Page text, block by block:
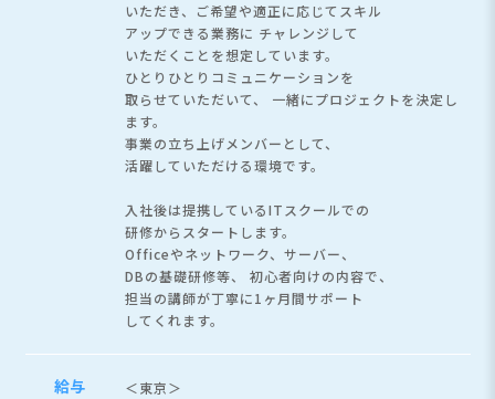
いただき、ご希望や適正に応じてスキル
アップできる業務に チャレンジして
いただくことを想定しています。
ひとりひとりコミュニケーションを
取らせていただいて、
一緒にプロジェクトを決定し
ます。
事業の立ち上げメンバーとして、
活躍していただける環境です。
入社後は提携しているITスクールでの
研修からスタートします。
Officeやネットワーク、サーバー、
DBの基礎研修等、 初心者向けの内容で、
担当の講師が丁寧に1ヶ月間サポート
してくれます。
給与
＜東京＞